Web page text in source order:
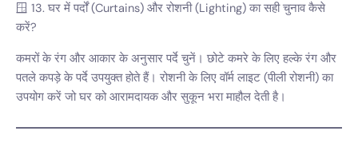
🪟 13. घर में पर्दों (Curtains) और रोशनी (Lighting) का सही चुनाव कैसे
करें?
कमरों के रंग और आकार के अनुसार पर्दे चुनें। छोटे कमरे के लिए हल्के रंग और
पतले कपड़े के पर्दे उपयुक्त होते हैं। रोशनी के लिए वॉर्म लाइट (पीली रोशनी) का
उपयोग करें जो घर को आरामदायक और सुकून भरा माहौल देती है।